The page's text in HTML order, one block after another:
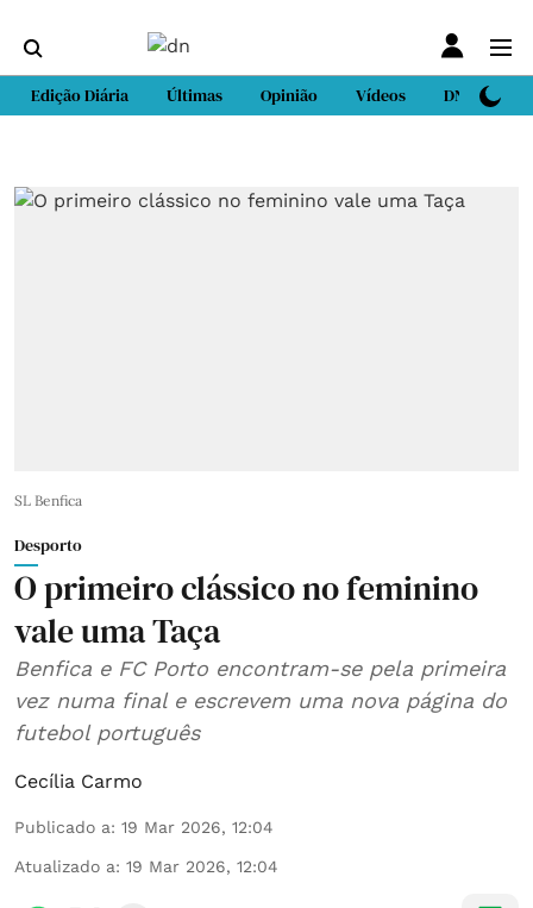
Edição Diária Últimas Opinião Vídeos DN Sport
SL Benfica
Desporto
O primeiro clássico no feminino
vale uma Taça
Benfica e FC Porto encontram-se pela primeira
vez numa final e escrevem uma nova página do
futebol português
Cecília Carmo
Publicado a: 19 Mar 2026, 12:04
Atualizado a: 19 Mar 2026, 12:04